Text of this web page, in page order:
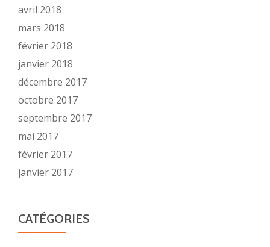
avril 2018
mars 2018
février 2018
janvier 2018
décembre 2017
octobre 2017
septembre 2017
mai 2017
février 2017
janvier 2017
CATÉGORIES